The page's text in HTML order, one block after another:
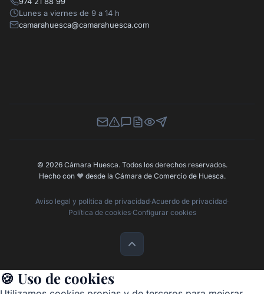
Lunes a viernes de 9 a 14 h
camarahuesca@camarahuesca.com
Newsletter
Canal de Denuncias
Buzón de Sugerencias
Perfil Contratante
Ley de Transparencia
Contacta con nosotros
© 2026 Cámara Huesca. Todos los derechos reservados.
Hecho con ❤️desde la Cámara de Comercio de Huesca.
Aviso legal y política de privacidad·Acuerdo de privacidad·
Política de cookies·Configurar cookies
🍪 Uso de cookies